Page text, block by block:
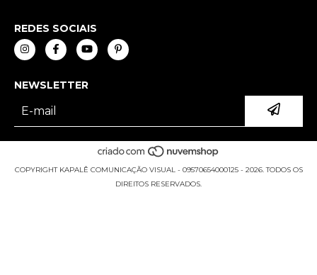
REDES SOCIAIS
NEWSLETTER
COPYRIGHT KAPALÊ COMUNICAÇÃO VISUAL - 09570654000125 - 2026. TODOS OS
DIREITOS RESERVADOS.